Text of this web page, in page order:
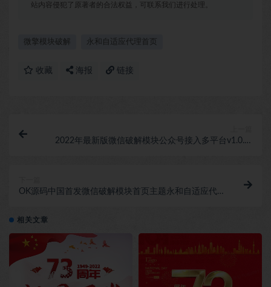
站内容侵犯了原著者的合法权益，可联系我们进行处理。
微擎模块破解 永和自适应代理首页
收藏 海报 链接
2022年最新版微信破解模块公众号接入多平台v1.0.3-
OK源码中国首发微信破解模块首页主题永和自适应代
相关文章